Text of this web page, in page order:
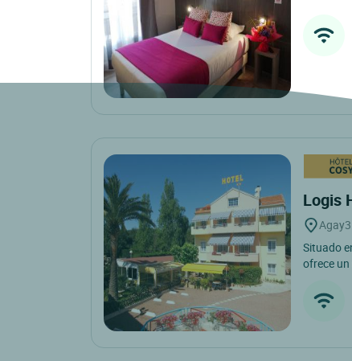
Logis
Agay
Situado
ofrece